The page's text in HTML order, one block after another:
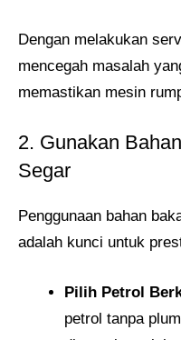
Dengan melakukan
mencegah masalah
memastikan mesin
2. Gunakan
Segar
Penggunaan bahan
adalah kunci untuk
Pilih Petrol
petrol tanpa